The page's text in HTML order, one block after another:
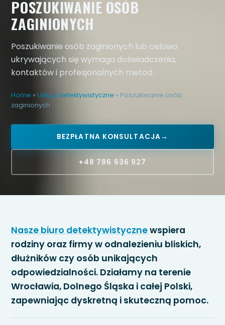
POSZUKIWANIE OSÓB
ZAGINIONYCH
Poszukiwanie osób zaginionych lub celowo
ukrywających się wymaga doświadczenia,
kontaktów i profesjonalnych metod.
Home »Usługi detektywistyczne » Poszukiwanie osób
zaginionych
BEZPŁATNA KONSULTACJA→
+48 786 636 927
Nasze biuro detektywistycznewspiera
rodziny oraz firmy w odnalezieniu bliskich,
dłużników czy osób unikających
odpowiedzialności. Działamy na terenie
Wrocławia, Dolnego Śląska i całej Polski,
zapewniając dyskretną i skuteczną pomoc.